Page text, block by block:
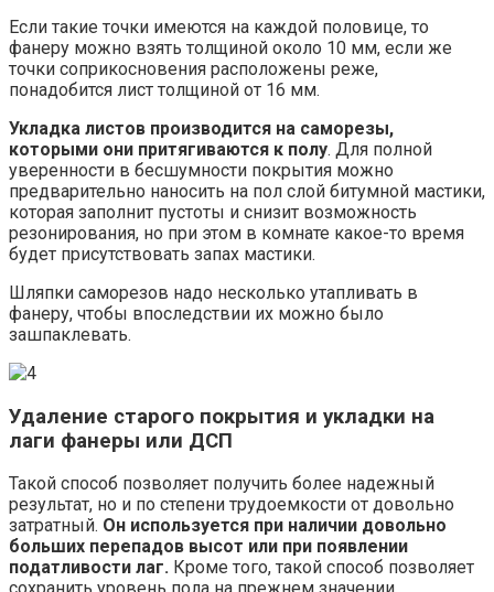
Если такие точки имеются на каждой половице, то
фанеру можно взять толщиной около 10 мм, если же
точки соприкосновения расположены реже,
понадобится лист толщиной от 16 мм.
Укладка листов производится на саморезы,
которыми они притягиваются к полу. Для полной
уверенности в бесшумности покрытия можно
предварительно наносить на пол слой битумной мастики,
которая заполнит пустоты и снизит возможность
резонирования, но при этом в комнате какое-то время
будет присутствовать запах мастики.
Шляпки саморезов надо несколько утапливать в
фанеру, чтобы впоследствии их можно было
зашпаклевать.
Удаление старого покрытия и укладки на
лаги фанеры или ДСП
Такой способ позволяет получить более надежный
результат, но и по степени трудоемкости от довольно
затратный. Он используется при наличии довольно
больших перепадов высот или при появлении
податливости лаг. Кроме того, такой способ позволяет